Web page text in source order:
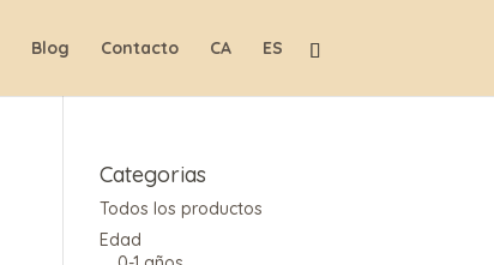
Blog Contacto CA ES
Categorias
Todos los productos
Edad